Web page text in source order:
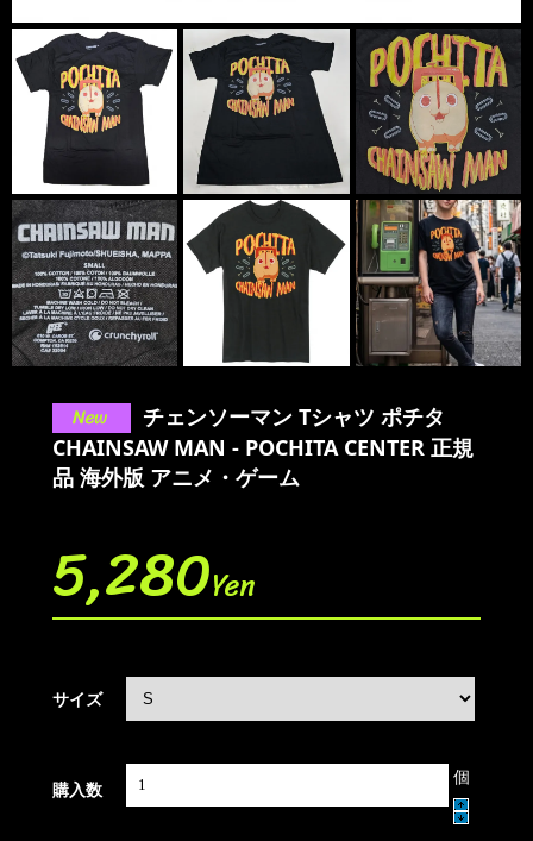
チェンソーマン Tシャツ ポチタ
CHAINSAW MAN - POCHITA CENTER 正規
品 海外版 アニメ・ゲーム
5,280Yen
サイズ
購入数
個